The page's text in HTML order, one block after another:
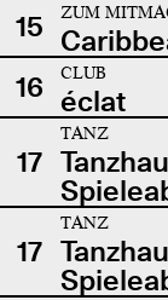
15
ZUM
16
CLUB
éclat
17
TANZ
17
TANZ